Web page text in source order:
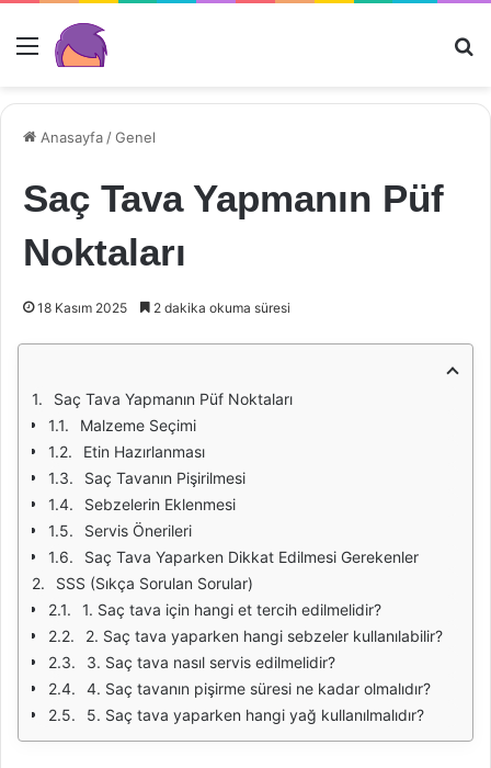
Menü
Anasayfa /Genel
Saç Tava Yapmanın Püf
Noktaları
18 Kasım 2025 2 dakika okuma süresi
Saç Tava Yapmanın Püf Noktaları
Malzeme Seçimi
Etin Hazırlanması
Saç Tavanın Pişirilmesi
Sebzelerin Eklenmesi
Servis Önerileri
Saç Tava Yaparken Dikkat Edilmesi Gerekenler
SSS (Sıkça Sorulan Sorular)
1. Saç tava için hangi et tercih edilmelidir?
2. Saç tava yaparken hangi sebzeler kullanılabilir?
3. Saç tava nasıl servis edilmelidir?
4. Saç tavanın pişirme süresi ne kadar olmalıdır?
5. Saç tava yaparken hangi yağ kullanılmalıdır?